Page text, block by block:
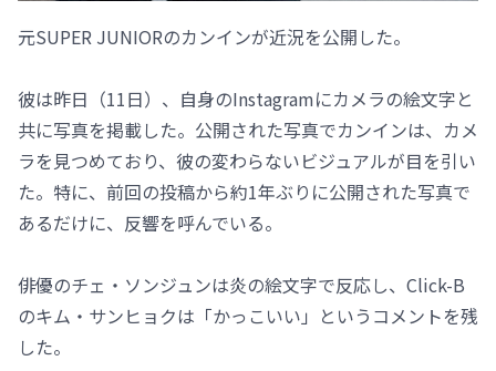
元SUPER JUNIORのカンインが近況を公開した。
彼は昨日（11日）、自身のInstagramにカメラの絵文字と
共に写真を掲載した。公開された写真でカンインは、カメ
ラを見つめており、彼の変わらないビジュアルが目を引い
た。特に、前回の投稿から約1年ぶりに公開された写真で
あるだけに、反響を呼んでいる。
俳優のチェ・ソンジュンは炎の絵文字で反応し、Click-B
のキム・サンヒョクは「かっこいい」というコメントを残
した。